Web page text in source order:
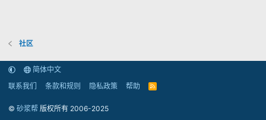
社区
简体中文
联系我们
条款和规则 隐私政策 帮助
R
© 砂浆帮 版权所有 2006-2025